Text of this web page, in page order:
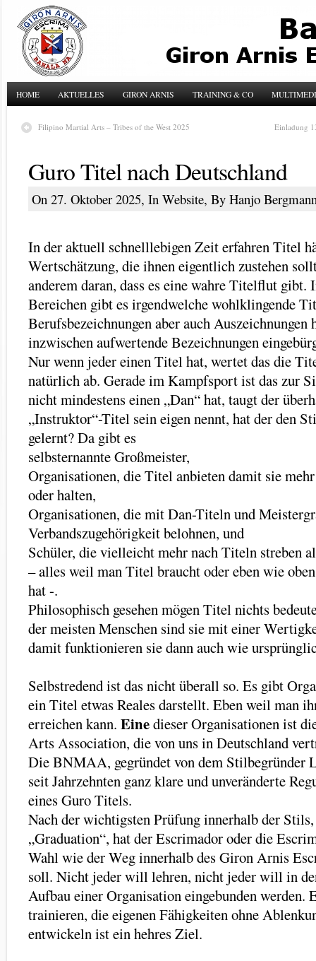
HOME AKTUELLES GIRON ARNIS TRAINING & CO
Filipino Martial Arts – Tribes of the West 2025 Einladung
Guro Titel nach Deutschland
On 27. Oktober 2025, In Website, By Hanjo
In der aktuell schnelllebigen Zeit erfahren Titel
Wertschätzung, die ihnen eigentlich zustehen
anderem daran, dass es eine wahre Titelflut gibt.
Bereichen gibt es irgendwelche wohlklingende
Berufsbezeichnungen aber auch Auszeichnungen
inzwischen aufwertende Bezeichnungen
Nur wenn jeder einen Titel hat, wertet das die
natürlich ab. Gerade im Kampfsport ist das zur
nicht mindestens einen „Dan“ hat, taugt der
„Instruktor“-Titel sein eigen nennt, hat der den
gelernt? Da gibt es
selbsternannte Großmeister,
Organisationen, die Titel anbieten damit sie
oder halten,
Organisationen, die mit Dan-Titeln und
Verbandszugehörigkeit belohnen, und
Schüler, die vielleicht mehr nach Titeln streben
– alles weil man Titel braucht oder eben wie
hat -.
Philosophisch gesehen mögen Titel nichts
der meisten Menschen sind sie mit einer
damit funktionieren sie dann auch wie
Selbstredend ist das nicht überall so. Es gibt
ein Titel etwas Reales darstellt. Eben weil man
erreichen kann. Einedieser Organisationen ist
Arts Association, die von uns in Deutschland
Die BNMAA, gegründet von dem Stilbegründer
seit Jahrzehnten ganz klare und unveränderte
eines Guro Titels.
Nach der wichtigsten Prüfung innerhalb der Stils,
„Graduation“, hat der Escrimador oder die
Wahl wie der Weg innerhalb des Giron Arnis
soll. Nicht jeder will lehren, nicht jeder will in
Aufbau einer Organisation eingebunden werden.
trainieren, die eigenen Fähigkeiten ohne
entwickeln ist ein hehres Ziel.